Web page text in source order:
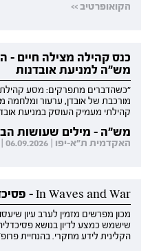
הקואופרטיב >>
כנס קהילה מצילה חיים -
מש"ה למניעת אובדנות
"כשהדברים מתפרקים: מסע קהילתי
מורכבת של אובדן, ערעור
קהילתי מעמיק העוסק במניעת
מש"ה - מילים שעושות
האקדמית ת"א-יפו | 06.09.2026 | יום ראשון | 09:00-16:00
In Waves and War - פסיכדליה כערוץ ריפוי לטראומה
שישמש כמצע לדיון בנושא
הקלינית לידע מחקרי. בהנחיית פרופ'